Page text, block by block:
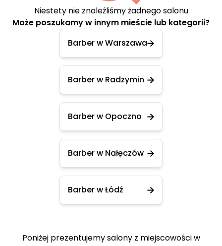
Niestety nie znaleźliśmy żadnego salonu
Może poszukamy w innym mieście lub kategorii?
Barber w Warszawa
Barber w Radzymin
Barber w Opoczno
Barber w Nałęczów
Barber w Łódź
Poniżej prezentujemy salony z miejscowości w